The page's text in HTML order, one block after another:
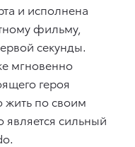
и исполнена
фильму,
секунды.
мгновенно
героя
по своим
является сильный